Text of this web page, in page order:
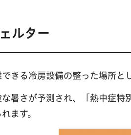
ルター
きる冷房設備の整った場所と
暑さが予測され、「熱中症
ます。